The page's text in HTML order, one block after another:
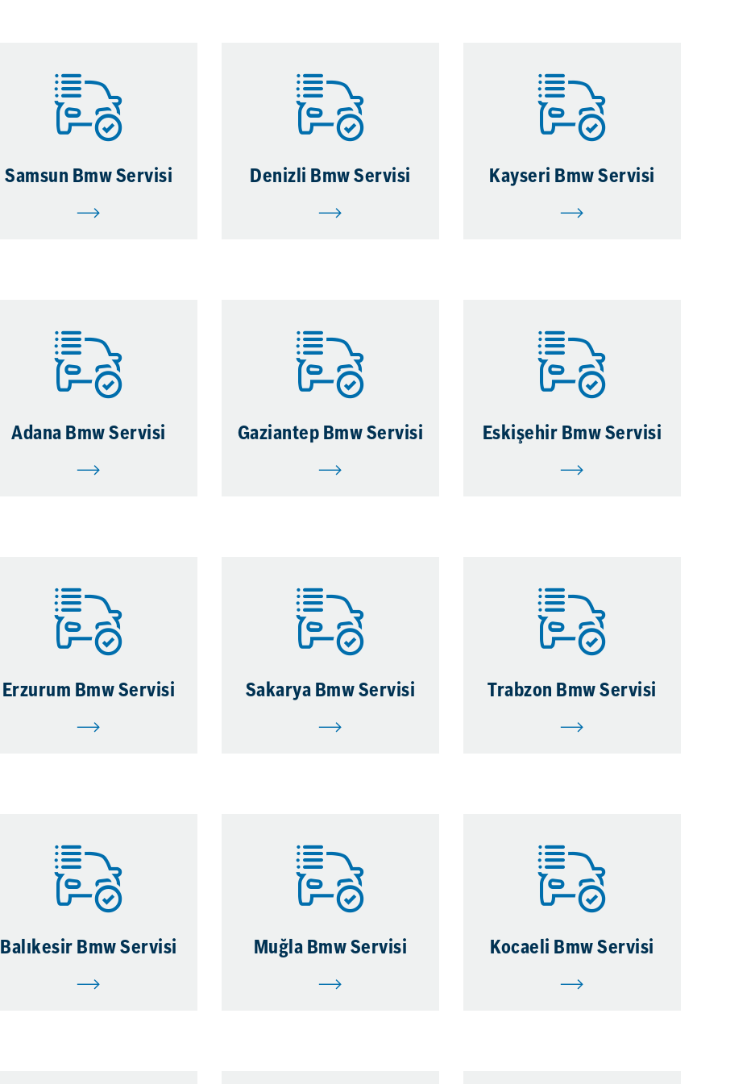
Samsun Bmw Servisi Denizli Bmw Servisi Kayseri Bmw Servisi
Adana Bmw Servisi Gaziantep Bmw Servisi Eskişehir Bmw Servisi
Erzurum Bmw Servisi Sakarya Bmw Servisi Trabzon Bmw Servisi
Balıkesir Bmw Servisi Muğla Bmw Servisi Kocaeli Bmw Servisi